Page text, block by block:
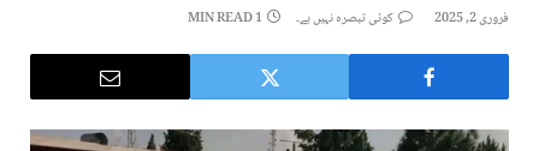
فروری 2, 2025 کوئی تبصرہ نہیں ہے۔ 1 MIN READ